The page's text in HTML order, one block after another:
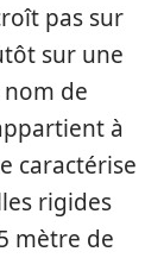
pas sur
sur une
de
à
caractérise
rigides
mètre de